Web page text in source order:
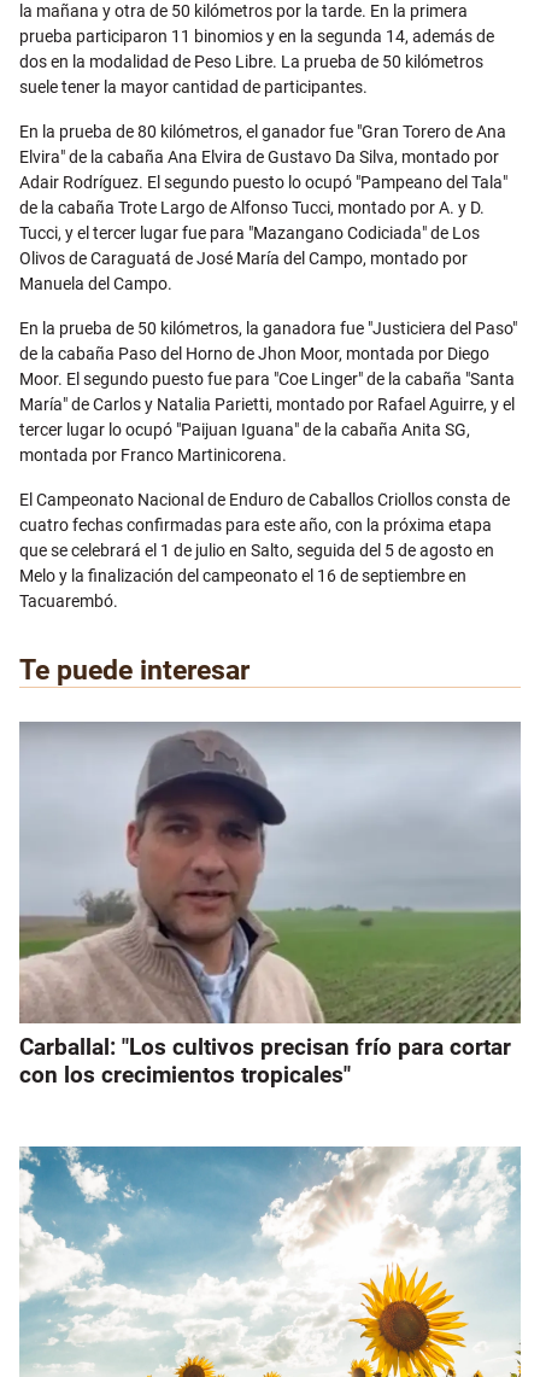
la mañana y otra de 50 kilómetros por la tarde. En la primera
prueba participaron 11 binomios y en la segunda 14, además de
dos en la modalidad de Peso Libre. La prueba de 50 kilómetros
suele tener la mayor cantidad de participantes.
En la prueba de 80 kilómetros, el ganador fue "Gran Torero de Ana
Elvira" de la cabaña Ana Elvira de Gustavo Da Silva, montado por
Adair Rodríguez. El segundo puesto lo ocupó "Pampeano del Tala"
de la cabaña Trote Largo de Alfonso Tucci, montado por A. y D.
Tucci, y el tercer lugar fue para "Mazangano Codiciada" de Los
Olivos de Caraguatá de José María del Campo, montado por
Manuela del Campo.
En la prueba de 50 kilómetros, la ganadora fue "Justiciera del Paso"
de la cabaña Paso del Horno de Jhon Moor, montada por Diego
Moor. El segundo puesto fue para "Coe Linger" de la cabaña "Santa
María" de Carlos y Natalia Parietti, montado por Rafael Aguirre, y el
tercer lugar lo ocupó "Paijuan Iguana" de la cabaña Anita SG,
montada por Franco Martinicorena.
El Campeonato Nacional de Enduro de Caballos Criollos consta de
cuatro fechas confirmadas para este año, con la próxima etapa
que se celebrará el 1 de julio en Salto, seguida del 5 de agosto en
Melo y la finalización del campeonato el 16 de septiembre en
Tacuarembó.
Te puede interesar
Carballal: "Los cultivos precisan frío para cortar
con los crecimientos tropicales"